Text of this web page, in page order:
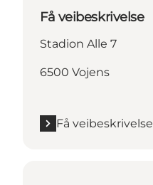
Få veibeskrivelse
Stadion Alle 7
6500 Vojens
Få veibeskrivelse